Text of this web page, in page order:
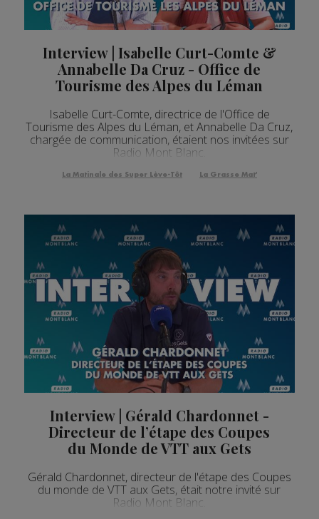
Interview | Isabelle Curt-Comte &
Annabelle Da Cruz - Office de
Tourisme des Alpes du Léman
Isabelle Curt-Comte, directrice de l'Office de
Tourisme des Alpes du Léman, et Annabelle Da Cruz,
chargée de communication, étaient nos invitées sur
Radio Mont Blanc.
La Matinale des Super Lève-Tôt La Grasse Mat'
Interview | Gérald Chardonnet -
Directeur de l’étape des Coupes
du Monde de VTT aux Gets
Gérald Chardonnet, directeur de l'étape des Coupes
du monde de VTT aux Gets, était notre invité sur
Radio Mont Blanc.